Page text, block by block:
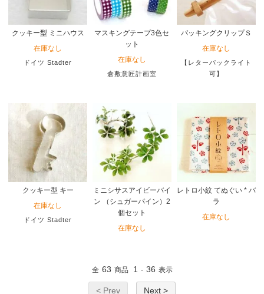
クッキー型 ミニハウス
在庫なし
ドイツ Stadter
マスキングテープ3色セ
ット
在庫なし
倉敷意匠計画室
パッキングクリップＳ
在庫なし
【レターパックライト
可】
クッキー型 キー
在庫なし
ドイツ Stadter
ミニシサスアイビーバイ
ン （シュガーパイン）2
個セット
在庫なし
レトロ小紋 てぬぐい * バ
ラ
在庫なし
全 63 商品 1 - 36 表示
< Prev Next >